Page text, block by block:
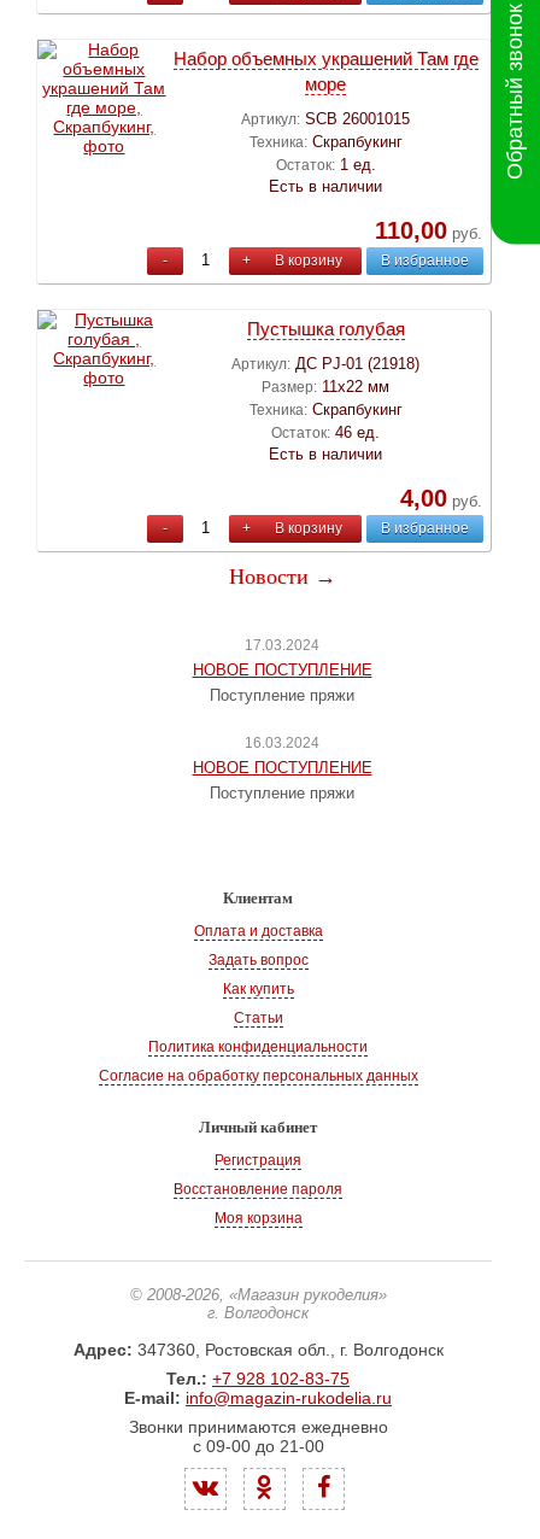
Набор объемных украшений Там где
море
Артикул: SCB 26001015
Техника: Скрапбукинг
Остаток: 1 ед.
Есть в наличии
110,00руб.
- + В корзину В избранное
Пустышка голубая
Артикул: ДС PJ-01 (21918)
Размер: 11х22 мм
Техника: Скрапбукинг
Остаток: 46 ед.
Есть в наличии
4,00руб.
- + В корзину В избранное
Новости →
17.03.2024
НОВОЕ ПОСТУПЛЕНИЕ
Поступление пряжи
16.03.2024
НОВОЕ ПОСТУПЛЕНИЕ
Поступление пряжи
Клиентам
Оплата и доставка
Задать вопрос
Как купить
Статьи
Политика конфиденциальности
Согласие на обработку персональных данных
Личный кабинет
Регистрация
Восстановление пароля
Моя корзина
© 2008-2026, «Магазин рукоделия»
г. Волгодонск
Адрес: 347360, Ростовская обл., г. Волгодонск
Тел.: +7 928 102-83-75
E-mail: info@magazin-rukodelia.ru
Звонки принимаются ежедневно
с 09-00 до 21-00
Обратный звонок